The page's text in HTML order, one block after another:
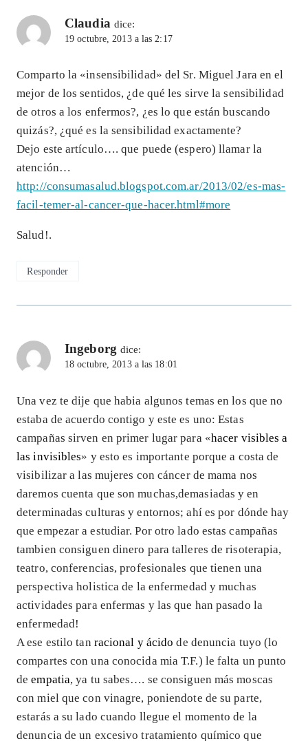
Claudia dice:
19 octubre, 2013 a las 2:17
Comparto la «insensibilidad» del Sr. Miguel Jara en el
mejor de los sentidos, ¿de qué les sirve la sensibilidad
de otros a los enfermos?, ¿es lo que están buscando
quizás?, ¿qué es la sensibilidad exactamente?
Dejo este artículo…. que puede (espero) llamar la
atención…
http://consumasalud.blogspot.com.ar/2013/02/es-mas-
facil-temer-al-cancer-que-hacer.html#more
Salud!.
Responder
Ingeborg dice:
18 octubre, 2013 a las 18:01
Una vez te dije que habia algunos temas en los que no
estaba de acuerdo contigo y este es uno: Estas
campañas sirven en primer lugar para «hacer visibles a
las invisibles» y esto es importante porque a costa de
visibilizar a las mujeres con cáncer de mama nos
daremos cuenta que son muchas,demasiadas y en
determinadas culturas y entornos; ahí es por dónde hay
que empezar a estudiar. Por otro lado estas campañas
tambien consiguen dinero para talleres de risoterapia,
teatro, conferencias, profesionales que tienen una
perspectiva holistica de la enfermedad y muchas
actividades para enfermas y las que han pasado la
enfermedad!
A ese estilo tan racional y ácido de denuncia tuyo (lo
compartes con una conocida mia T.F.) le falta un punto
deempatia, ya tu sabes…. se consiguen más moscas
con miel que con vinagre, poniendote de su parte,
estarás a su lado cuando llegue el momento de la
denuncia de un excesivo tratamiento químico que